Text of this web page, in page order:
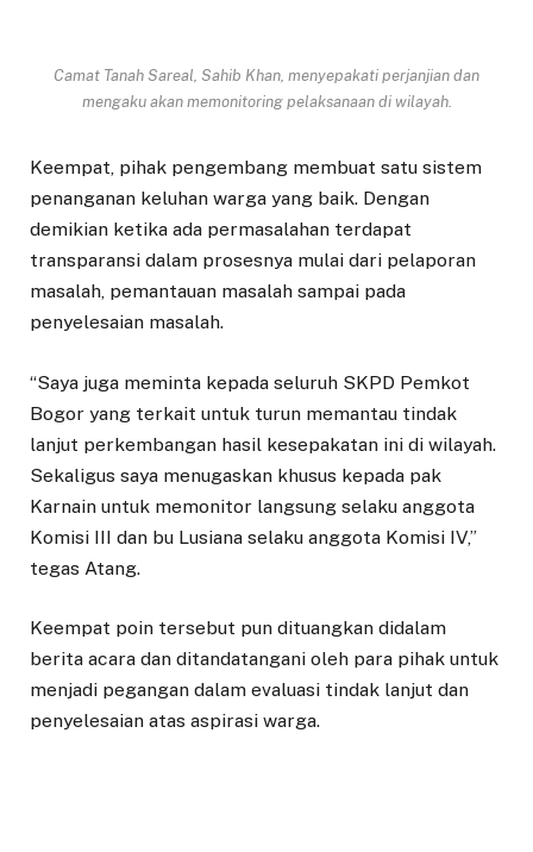
Camat Tanah Sareal, Sahib Khan, menyepakati perjanjian dan
mengaku akan memonitoring pelaksanaan di wilayah.
Keempat, pihak pengembang membuat satu sistem
penanganan keluhan warga yang baik. Dengan
demikian ketika ada permasalahan terdapat
transparansi dalam prosesnya mulai dari pelaporan
masalah, pemantauan masalah sampai pada
penyelesaian masalah.
“Saya juga meminta kepada seluruh SKPD Pemkot
Bogor yang terkait untuk turun memantau tindak
lanjut perkembangan hasil kesepakatan ini di wilayah.
Sekaligus saya menugaskan khusus kepada pak
Karnain untuk memonitor langsung selaku anggota
Komisi III dan bu Lusiana selaku anggota Komisi IV,”
tegas Atang.
Keempat poin tersebut pun dituangkan didalam
berita acara dan ditandatangani oleh para pihak untuk
menjadi pegangan dalam evaluasi tindak lanjut dan
penyelesaian atas aspirasi warga.